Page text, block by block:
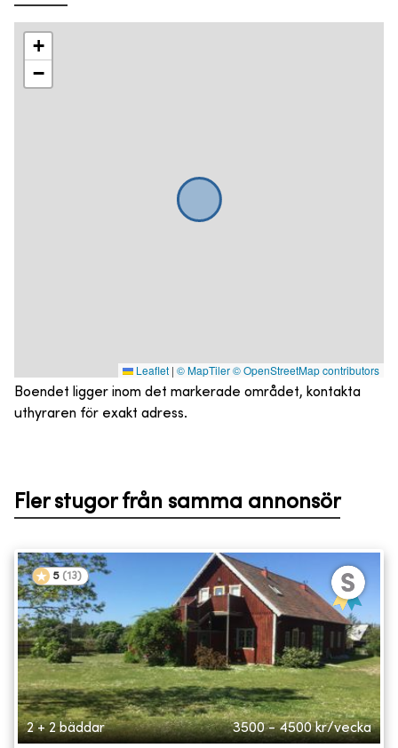
+
−
Leaflet | © MapTiler© OpenStreetMap contributors
Boendet ligger inom det markerade området, kontakta
uthyraren för exakt adress.
Fler stugor från samma annonsör
5 (13)
2 + 2 bäddar 3500 - 4500 kr/vecka